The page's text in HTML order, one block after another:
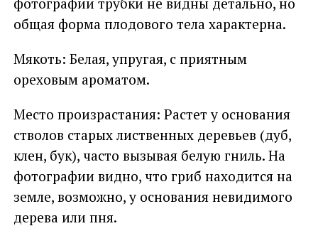
общая форма плодового тела характерна.
Мякоть: Белая, упругая, с приятным
ореховым ароматом.
Место произрастания: Растет у основания
стволов старых лиственных деревьев (дуб,
клен, бук), часто вызывая белую гниль. На
фотографии видно, что гриб находится на
земле, возможно, у основания невидимого
дерева или пня.